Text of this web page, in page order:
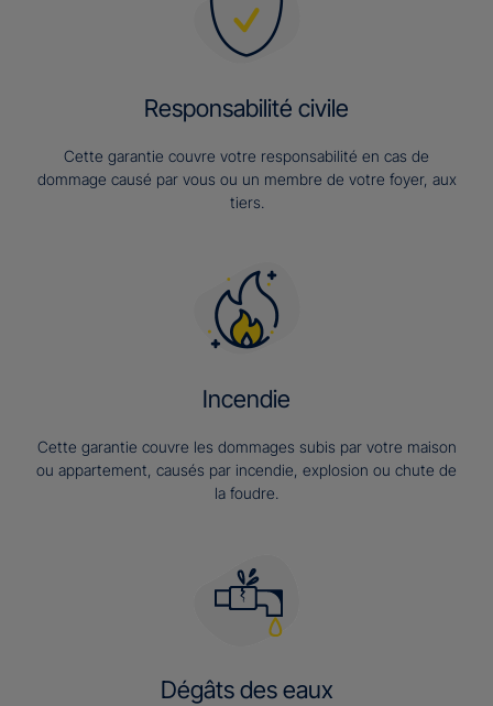
Responsabilité civile
Cette garantie couvre votre responsabilité en cas de
dommage causé par vous ou un membre de votre foyer, aux
tiers.
Incendie
Cette garantie couvre les dommages subis par votre maison
ou appartement, causés par incendie, explosion ou chute de
la foudre.
Dégâts des eaux